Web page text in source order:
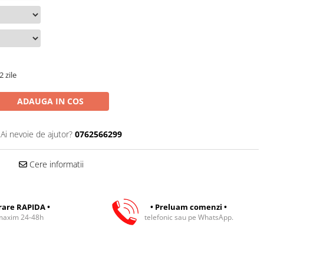
zile
ADAUGA IN COS
Ai nevoie de ajutor? 0762566299
Cere informatii
RAPIDA •
24-48h
• Preluam comenzi •
telefonic sau pe WhatsApp.